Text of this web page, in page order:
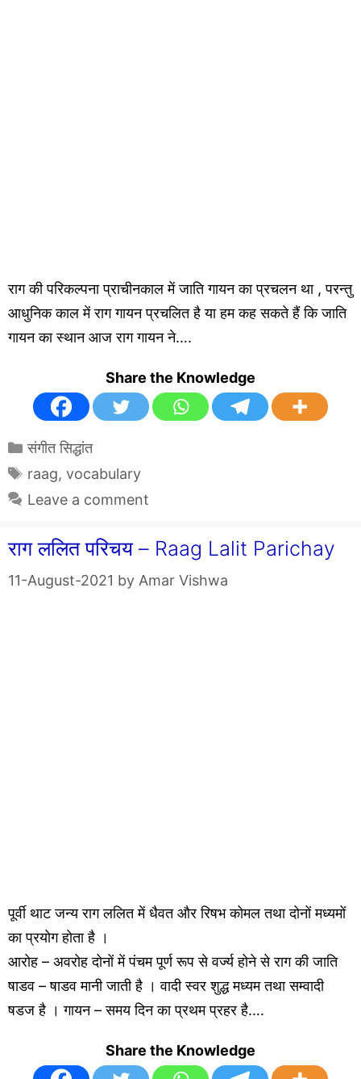
राग की परिकल्पना प्राचीनकाल में जाति गायन का प्रचलन था , परन्तु
आधुनिक काल में राग गायन प्रचलित है या हम कह सकते हैं कि जाति
गायन का स्थान आज राग गायन ने….
Share the Knowledge
Categories
संगीत सिद्धांत
Tags
raag, vocabulary
Leave a comment
राग ललित परिचय – Raag Lalit Parichay
11-August-2021 by Amar Vishwa
पूर्वी थाट जन्य राग ललित में धैवत और रिषभ कोमल तथा दोनों मध्यमों
का प्रयोग होता है ।
आरोह – अवरोह दोनों में पंचम पूर्ण रूप से वर्ज्य होने से राग की जाति
षाडव – षाडव मानी जाती है । वादी स्वर शुद्ध मध्यम तथा सम्वादी
षडज है । गायन – समय दिन का प्रथम प्रहर है….
Share the Knowledge